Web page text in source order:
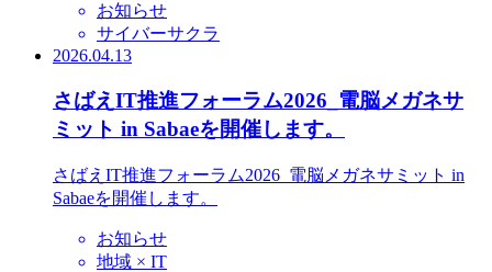
お知らせ
サイバーサクラ
2026.04.13
さばえIT推進フォーラム2026_電脳メガネサ
ミット in Sabaeを開催します。
さばえIT推進フォーラム2026_電脳メガネサミット in
Sabaeを開催します。
お知らせ
地域 × IT